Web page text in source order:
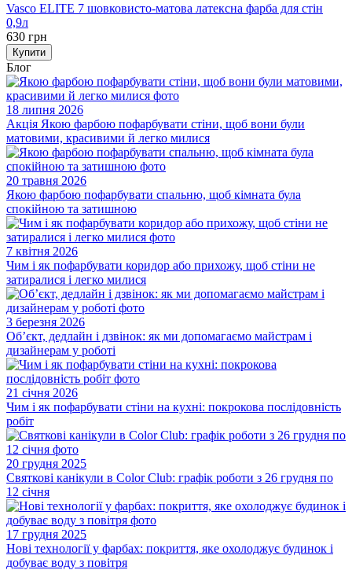
Vasco ELITE 7 шовковисто-матова латексна фарба для стін
0,9л
630 грн
Купити
Блог
18 липня 2026
Акція Якою фарбою пофарбувати стіни, щоб вони були
матовими, красивими й легко милися
20 травня 2026
Якою фарбою пофарбувати спальню, щоб кімната була
спокійною та затишною
7 квітня 2026
Чим і як пофарбувати коридор або прихожу, щоб стіни не
затиралися і легко милися
3 березня 2026
Об’єкт, дедлайн і дзвінок: як ми допомагаємо майстрам і
дизайнерам у роботі
21 січня 2026
Чим і як пофарбувати стіни на кухні: покрокова послідовність
робіт
20 грудня 2025
Святкові канікули в Color Club: графік роботи з 26 грудня по
12 січня
17 грудня 2025
Нові технології у фарбах: покриття, яке охолоджує будинок і
добуває воду з повітря